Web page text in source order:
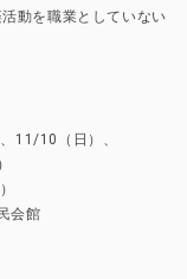
動を職業としていない
11/10（日）、
館